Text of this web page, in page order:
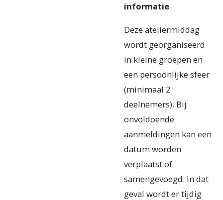
informatie
Deze ateliermiddag
wordt georganiseerd
in kleine groepen en
een persoonlijke sfeer
(minimaal 2
deelnemers). Bij
onvoldoende
aanmeldingen kan een
datum worden
verplaatst of
samengevoegd. In dat
geval wordt er tijdig